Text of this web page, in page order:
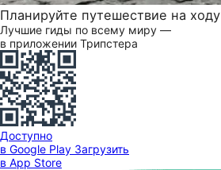
Планируйте путешествие на ходу
Лучшие гиды по всему миру —
в приложении Трипстера
Доступно
в Google Play Загрузить
в App Store